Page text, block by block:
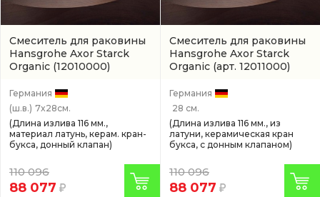
Смеситель для раковины
Hansgrohe Axor Starck
Organic (12010000)
Германия
(ш.в.) 7x28см.
(Длина излива 116 мм.,
материал латунь, керам. кран-
букса, донный клапан)
110 096
88 077
Смеситель для раковины
Hansgrohe Axor Starck
Organic (арт. 12011000)
Германия
28 см.
(Длина излива 116 мм., из
латуни, керамическая кран
букса, с донным клапаном)
110 096
88 077